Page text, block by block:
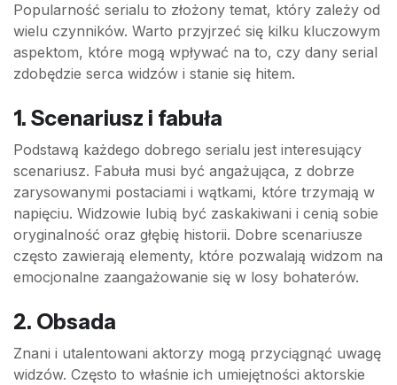
Popularność serialu to złożony temat, który zależy od
wielu czynników. Warto przyjrzeć się kilku kluczowym
aspektom, które mogą wpływać na to, czy dany serial
zdobędzie serca widzów i stanie się hitem.
1. Scenariusz i fabuła
Podstawą każdego dobrego serialu jest interesujący
scenariusz. Fabuła musi być angażująca, z dobrze
zarysowanymi postaciami i wątkami, które trzymają w
napięciu. Widzowie lubią być zaskakiwani i cenią sobie
oryginalność oraz głębię historii. Dobre scenariusze
często zawierają elementy, które pozwalają widzom na
emocjonalne zaangażowanie się w losy bohaterów.
2. Obsada
Znani i utalentowani aktorzy mogą przyciągnąć uwagę
widzów. Często to właśnie ich umiejętności aktorskie